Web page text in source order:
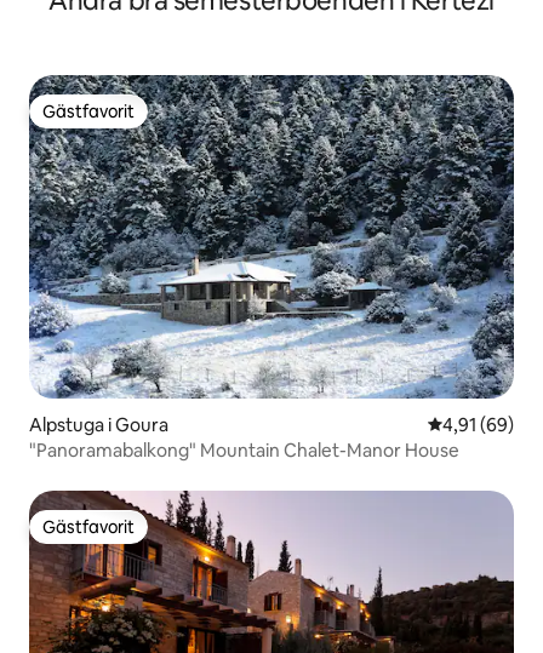
Gästfavorit
Gästfavorit
Alpstuga i Goura 4,91 av 5 i
4,91 (69)
"Panoramabalkong" Mountain Chalet-Manor House
Gästfavorit
Gästfavorit